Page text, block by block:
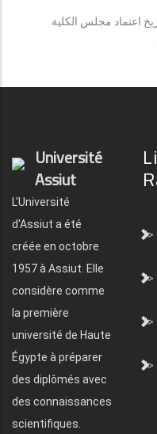
اعتماد مجلس الكلية
Université
Assiut
L'Université
d'Assiut a été
créée en octobre
1957 à Assiut. Elle
considère comme
la première
université de Haute
Égypte à préparer
des diplômés avec
des connaissances
scientifiques.
">
">
">
">